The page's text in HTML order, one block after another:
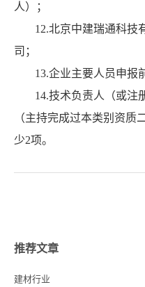
人）；
12.北京中建瑞通科技
司；
13.企业主要人员申报
14.技术负责人（或注
（主持完成过本类别资质
少2项。
推荐文章
建材行业